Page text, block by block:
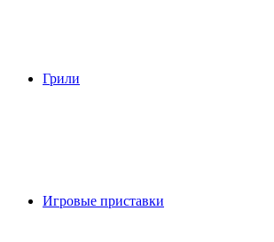
Грили
Игровые приставки